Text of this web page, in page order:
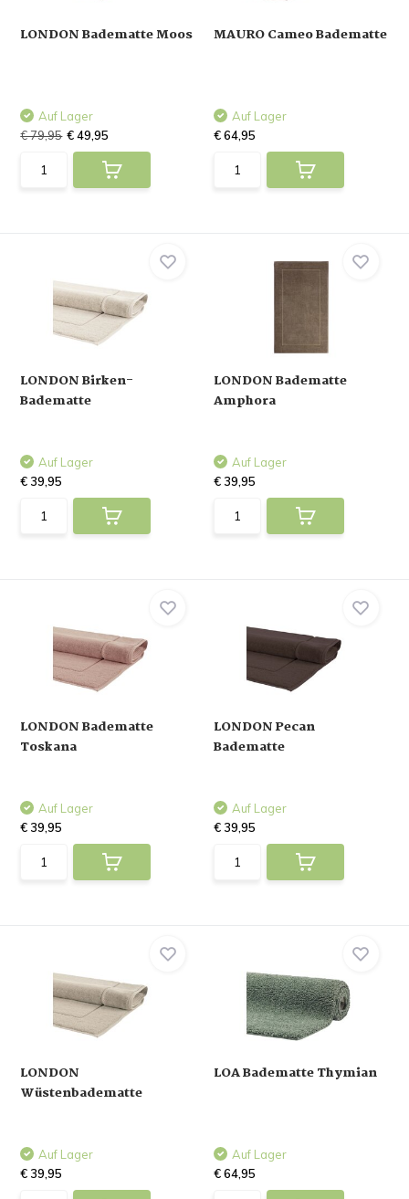
LONDON Badematte Moos
Auf Lager
€ 79,95 € 49,95
MAURO Cameo Badematte
Auf Lager
€ 64,95
LONDON Birken-
Badematte
Auf Lager
€ 39,95
LONDON Badematte
Amphora
Auf Lager
€ 39,95
LONDON Badematte
Toskana
Auf Lager
€ 39,95
LONDON Pecan
Badematte
Auf Lager
€ 39,95
LONDON
Wüstenbadematte
Auf Lager
€ 39,95
LOA Badematte Thymian
Auf Lager
€ 64,95